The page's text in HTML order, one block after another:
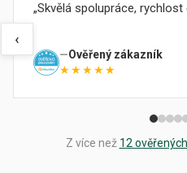
‹
Skvělá spolupráce, rychlost
Ověřený zákazník
★★★★★
Z více než 12